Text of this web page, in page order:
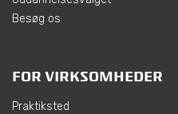
Besøg os
FOR VIRKSOMHEDER
Praktiksted